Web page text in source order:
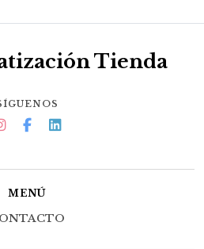
Tienda
MENÚ